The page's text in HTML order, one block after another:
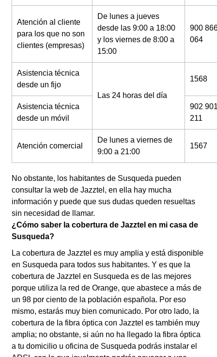
Atención al cliente
para los que no son
clientes (empresas)
De lunes a jueves
desde las 9:00 a 18:00
y los viernes de 8:00 a
15:00
900
064
Asistencia técnica
desde un fijo
Las 24 horas del día
1568
Asistencia técnica
desde un móvil
902
211
Atención comercial
De lunes a viernes de
9:00 a 21:00
1567
No obstante, los habitantes de Susqueda pueden
consultar la web de Jazztel, en ella hay mucha
información y puede que sus dudas queden resueltas
sin necesidad de llamar.
¿Cómo saber la cobertura de Jazztel en mi casa de
Susqueda?
La cobertura de Jazztel es muy amplia y está disponible
en Susqueda para todos sus habitantes. Y es que la
cobertura de Jazztel en Susqueda es de las mejores
porque utiliza la red de Orange, que abastece a más de
un 98 por ciento de la población española. Por eso
mismo, estarás muy bien comunicado. Por otro lado, la
cobertura de la fibra óptica con Jazztel es también muy
amplia; no obstante, si aún no ha llegado la fibra óptica
a tu domicilio u oficina de Susqueda podrás instalar el